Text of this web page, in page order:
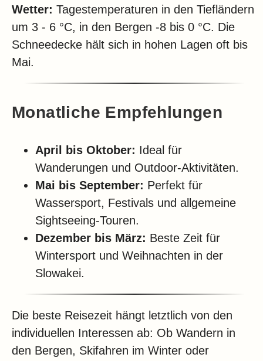
Wetter: Tagestemperaturen in den Tiefländern
um 3 - 6 °C, in den Bergen -8 bis 0 °C. Die
Schneedecke hält sich in hohen Lagen oft bis
Mai.
Monatliche Empfehlungen
April bis Oktober: Ideal für
Wanderungen und Outdoor-Aktivitäten.
Mai bis September: Perfekt für
Wassersport, Festivals und allgemeine
Sightseeing-Touren.
Dezember bis März: Beste Zeit für
Wintersport und Weihnachten in der
Slowakei.
Die beste Reisezeit hängt letztlich von den
individuellen Interessen ab: Ob Wandern in
den Bergen, Skifahren im Winter oder